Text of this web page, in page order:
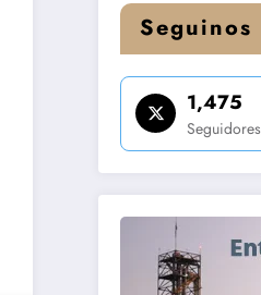
Seguinos
1,475
Seguidores